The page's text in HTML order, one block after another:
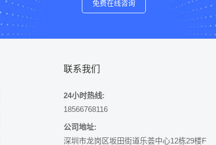
免费在线咨询
联系我们
24小时热线:
18566768116
公司地址:
深圳市龙岗区坂田街道乐荟中心12栋29楼F